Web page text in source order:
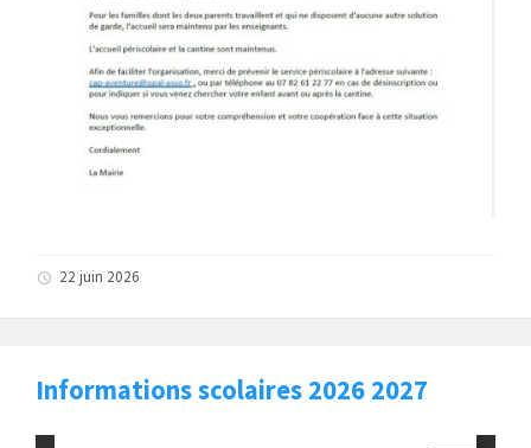
22 juin 2026
Informations scolaires 2026 2027